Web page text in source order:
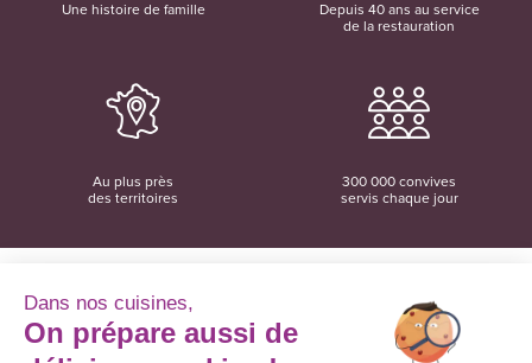
Une histoire de famille
Depuis 40 ans au service
de la restauration
Au plus près
des territoires
300 000 convives
servis chaque jour
Convivio
12 rue du Domaine
Dans nos cuisines,
On prépare aussi de